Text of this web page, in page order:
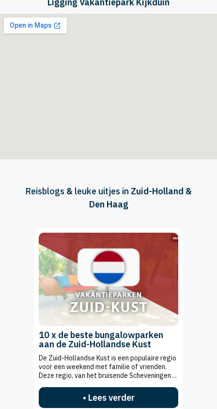
Reisblogs & leuke uitjes in Zuid-Holland &
Den Haag
10 x de beste bungalowparken
aan de Zuid-Hollandse Kust
De Zuid-Hollandse Kust is een populaire regio
voor een weekend met familie of vrienden.
Deze regio, van het bruisende Scheveningen ...
• Lees verder